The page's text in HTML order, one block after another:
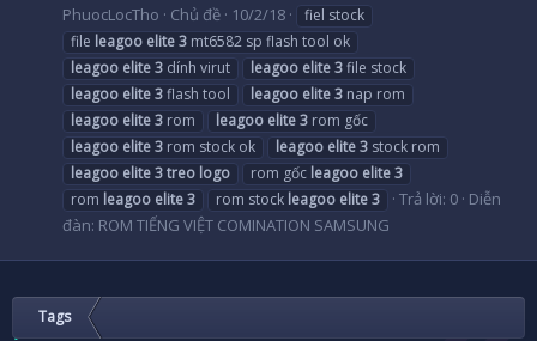
PhuocLocTho Chủ đề 10/2/18
fiel stock
file leagoo elite3 mt6582 sp flash tool ok
leagoo elite3 dính virut leagoo elite3file stock
leagoo elite3flash tool leagoo elite3 nap rom
leagoo elite3 rom leagoo elite3 rom gốc
leagoo elite3 rom stock ok leagoo elite3 stock rom
leagoo elite3treo logo rom gốc leagoo elite3
rom leagoo elite3 rom stock leagoo elite3 Trả lời: 0 Diễn
đàn: ROM TIẾNG VIỆT COMINATION SAMSUNG
Tags